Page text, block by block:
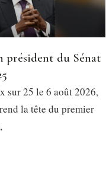
président du Sénat
sur 25 le 6 août 2026,
la tête du premier